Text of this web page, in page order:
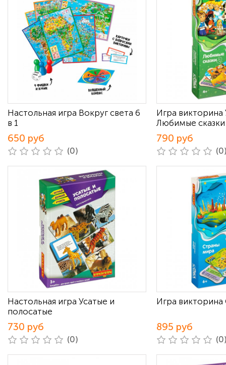
Настольная игра Вокруг света 6
в 1
650 руб
(0)
Игра викторина
Любимые сказки
790 руб
Настольная игра Усатые и
полосатые
730 руб
(0)
Игра
895 руб